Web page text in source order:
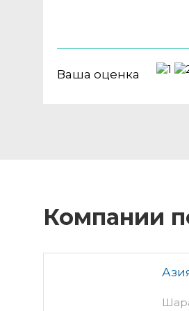
Ваша оценка
Компании